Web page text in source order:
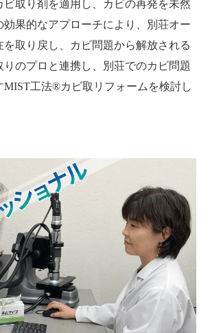
ビ取り剤を適用し、カビの再発を未然
効果的なアプローチにより、別荘オー
取り戻し、カビ問題から解放される
りのプロと連携し、別荘でのカビ問題
MIST工法®カビ取リフォームを検討し